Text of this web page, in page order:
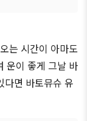
는 시간이 아마도
운이 좋게 그날 바
다면 바토뮤슈 유